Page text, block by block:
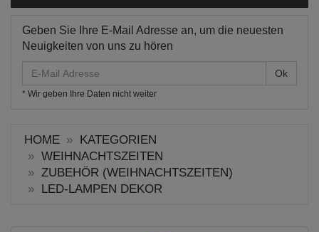
Geben Sie Ihre E-Mail Adresse an, um die neuesten
Neuigkeiten von uns zu hören
Mail
Adresse
* Wir geben Ihre Daten nicht weiter
HOME
KATEGORIEN
WEIHNACHTSZEITEN
ZUBEHÖR (WEIHNACHTSZEITEN)
LED-LAMPEN DEKOR